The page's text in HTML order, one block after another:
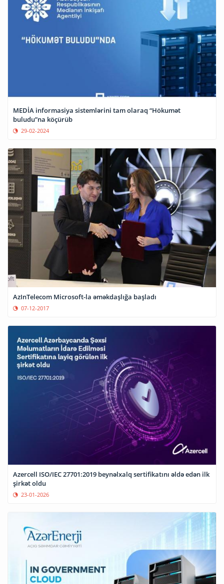
MEDİA informasiya sistemlərini tam olaraq “Hökumət
buludu”na köçürüb
29-02-2024
AzInTelecom Microsoft-la əməkdaşlığa başladı
07-12-2017
Azercell ISO/IEC 27701:2019 beynəlxalq sertifikatını əldə edən ilk
şirkət oldu
23-01-2026